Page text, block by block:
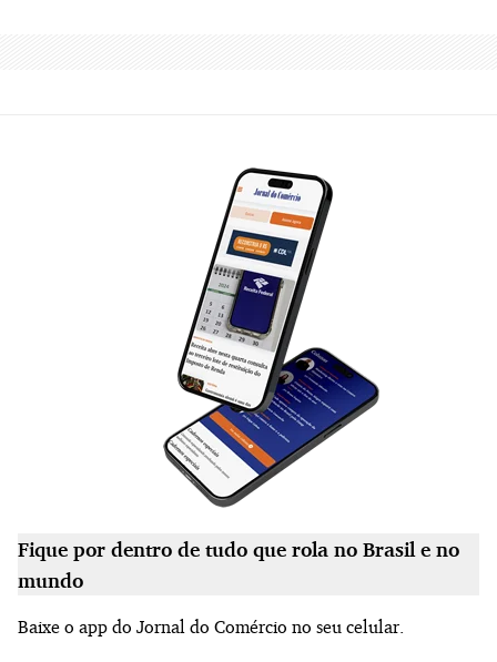
Fique por dentro de tudo que rola no Brasil e no
mundo
Baixe o app do Jornal do Comércio no seu celular.